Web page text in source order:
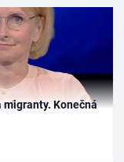
migranty. Konečná